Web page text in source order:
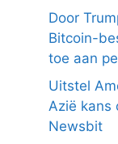
Door
Bitcoin-
toe aan
Uitstel
Azië kans
Newsbit